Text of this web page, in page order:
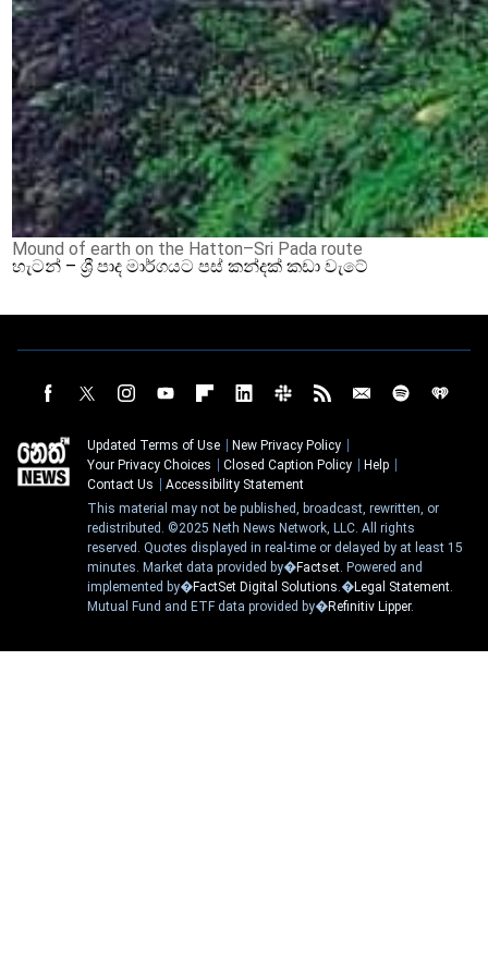
Mound of earth on the Hatton–Sri Pada route
හැටන් – ශ්‍රී පාද මාර්ගයට පස් කන්දක් කඩා වැටේ
Updated Terms of Use
New Privacy Policy
Your Privacy Choices
Closed Caption Policy
Help
Contact Us
Accessibility Statement
This material may not be published, broadcast, rewritten, or
redistributed. ©2025 Neth News Network, LLC. All rights
reserved. Quotes displayed in real-time or delayed by at least 15
minutes. Market data provided by�Factset. Powered and
implemented by�FactSet Digital Solutions.�Legal Statement.
Mutual Fund and ETF data provided by�Refinitiv Lipper.